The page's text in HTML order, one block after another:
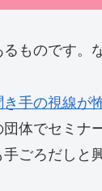
ものです。
き手の視線
体でセミナ
ごろだしと